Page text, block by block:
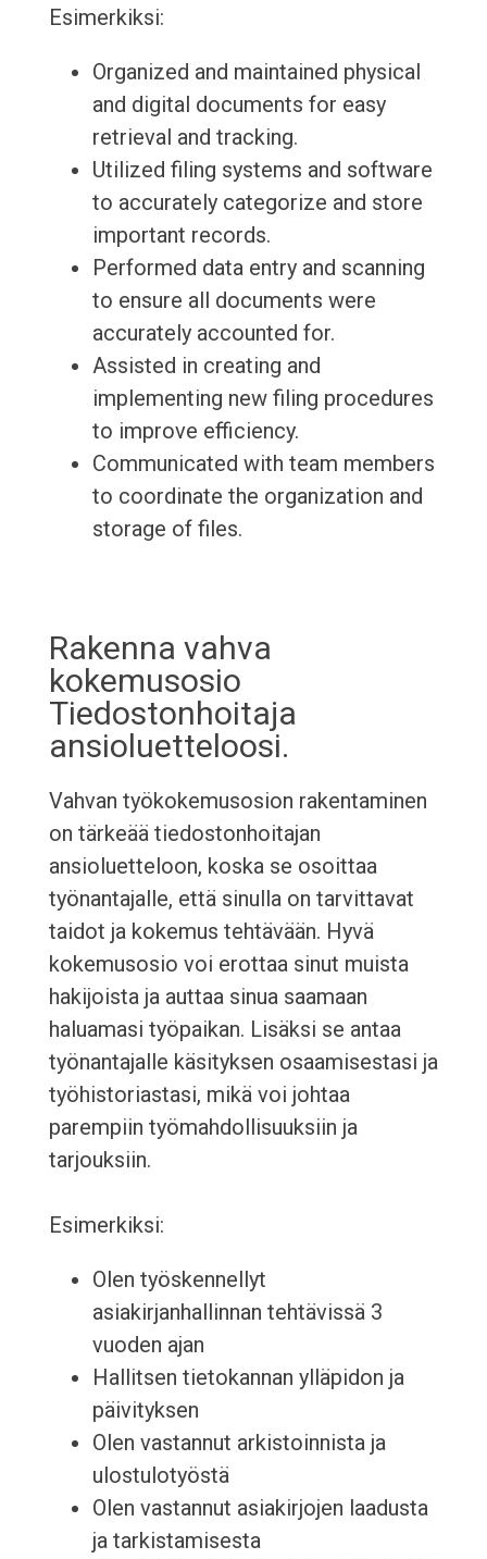
Esimerkiksi:
Organized and maintained physical
and digital documents for easy
retrieval and tracking.
Utilized filing systems and software
to accurately categorize and store
important records.
Performed data entry and scanning
to ensure all documents were
accurately accounted for.
Assisted in creating and
implementing new filing procedures
to improve efficiency.
Communicated with team members
to coordinate the organization and
storage of files.
Rakenna vahva
kokemusosio
Tiedostonhoitaja
ansioluetteloosi.
Vahvan työkokemusosion rakentaminen
on tärkeää tiedostonhoitajan
ansioluetteloon, koska se osoittaa
työnantajalle, että sinulla on tarvittavat
taidot ja kokemus tehtävään. Hyvä
kokemusosio voi erottaa sinut muista
hakijoista ja auttaa sinua saamaan
haluamasi työpaikan. Lisäksi se antaa
työnantajalle käsityksen osaamisestasi ja
työhistoriastasi, mikä voi johtaa
parempiin työmahdollisuuksiin ja
tarjouksiin.
Esimerkiksi:
Olen työskennellyt
asiakirjanhallinnan tehtävissä 3
vuoden ajan
Hallitsen tietokannan ylläpidon ja
päivityksen
Olen vastannut arkistoinnista ja
ulostulotyöstä
Olen vastannut asiakirjojen laadusta
ja tarkistamisesta